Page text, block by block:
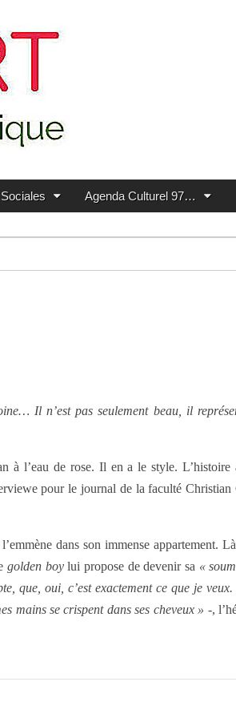
Agenda Culturel 97…
Il n’est pas seulement beau, il
à l’eau de rose. Il en a le style. L’histoire
pour le journal de la faculté Christian
dans son immense appartement.
golden boylui propose de devenir sa «
que, oui, c’est exactement ce que je veux.
mains se crispent dans ses cheveux » -,